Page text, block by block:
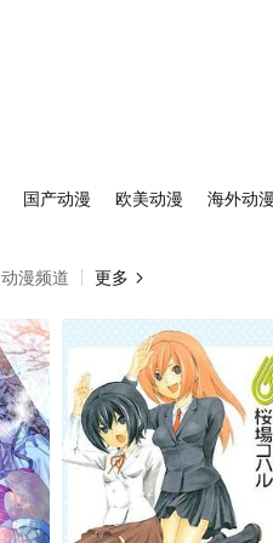
国产动漫 欧美动漫 海外动
动漫频道 更多 